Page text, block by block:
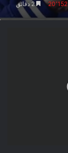
20٬152 2 دقائق